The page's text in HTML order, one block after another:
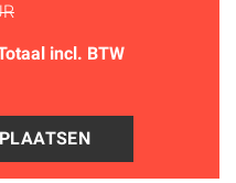
incl. BTW